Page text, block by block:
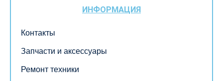
ИНФОРМАЦИЯ
Контакты
Запчасти и аксессуары
Ремонт техники